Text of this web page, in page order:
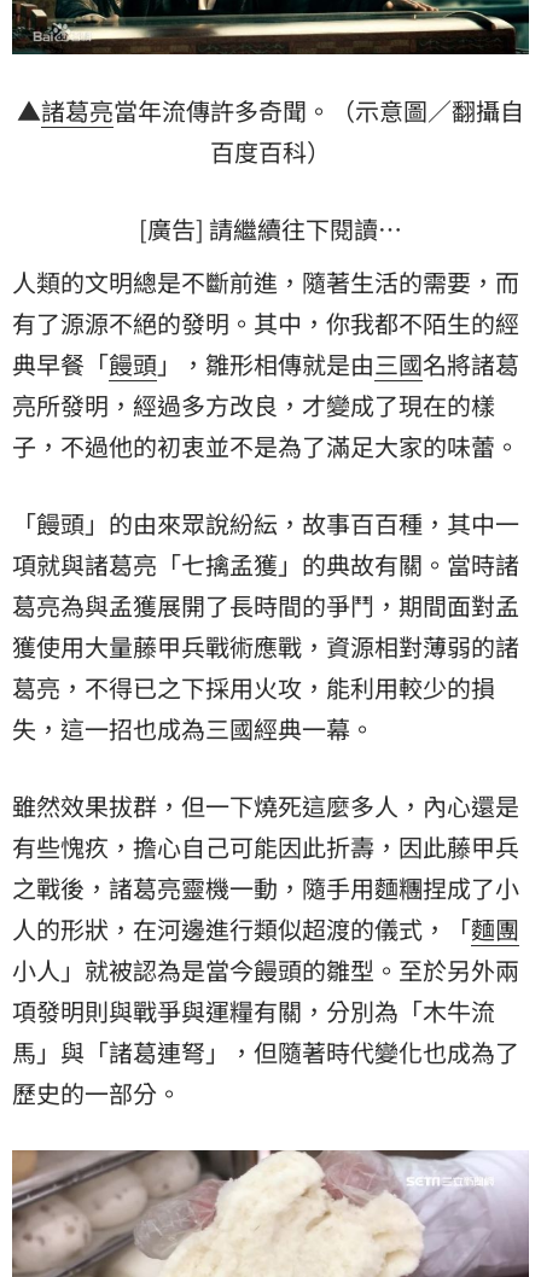
▲諸葛亮當年流傳許多奇聞。（示意圖／翻攝自
百度百科）
[廣告] 請繼續往下閱讀…
人類的文明總是不斷前進，隨著生活的需要，而
有了源源不絕的發明。其中，你我都不陌生的經
典早餐「饅頭」，雛形相傳就是由三國名將諸葛
亮所發明，經過多方改良，才變成了現在的樣
子，不過他的初衷並不是為了滿足大家的味蕾。
「饅頭」的由來眾說紛紜，故事百百種，其中一
項就與諸葛亮「七擒孟獲」的典故有關。當時諸
葛亮為與孟獲展開了長時間的爭鬥，期間面對孟
獲使用大量藤甲兵戰術應戰，資源相對薄弱的諸
葛亮，不得已之下採用火攻，能利用較少的損
失，這一招也成為三國經典一幕。
雖然效果拔群，但一下燒死這麼多人，內心還是
有些愧疚，擔心自己可能因此折壽，因此藤甲兵
之戰後，諸葛亮靈機一動，隨手用麵糰捏成了小
人的形狀，在河邊進行類似超渡的儀式，「麵團
小人」就被認為是當今饅頭的雛型。至於另外兩
項發明則與戰爭與運糧有關，分別為「木牛流
馬」與「諸葛連弩」，但隨著時代變化也成為了
歷史的一部分。